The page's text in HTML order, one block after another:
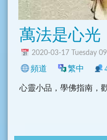
萬法是心光
2020-03-17 Tuesday
頻道 繁中
心靈小品，學佛指南，